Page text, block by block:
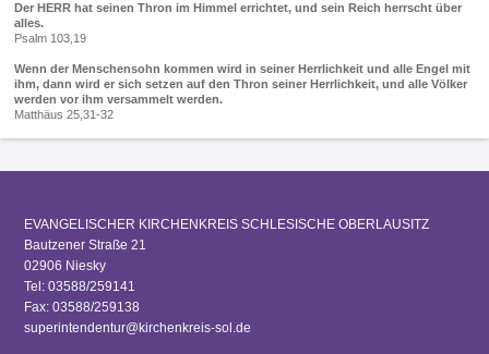
Der HERR hat seinen Thron im Himmel errichtet, und sein Reich herrscht über
alles.
Psalm 103,19
Wenn der Menschensohn kommen wird in seiner Herrlichkeit und alle Engel mit
ihm, dann wird er sich setzen auf den Thron seiner Herrlichkeit, und alle Völker
werden vor ihm versammelt werden.
Matthäus 25,31-32
EVANGELISCHER KIRCHENKREIS SCHLESISCHE OBERLAUSITZ
Bautzener Straße 21
02906 Niesky
Tel: 03588/259141
Fax: 03588/259138
superintendentur@kirchenkreis-sol.de